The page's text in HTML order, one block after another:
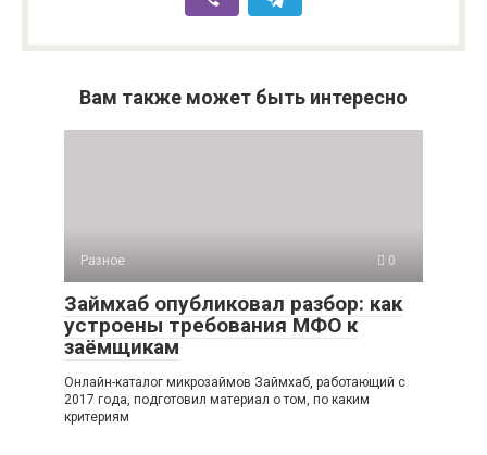
Вам также может быть интересно
Разное 0
Займхаб опубликовал разбор: как
устроены требования МФО к
заёмщикам
Онлайн-каталог микрозаймов Займхаб, работающий с
2017 года, подготовил материал о том, по каким
критериям